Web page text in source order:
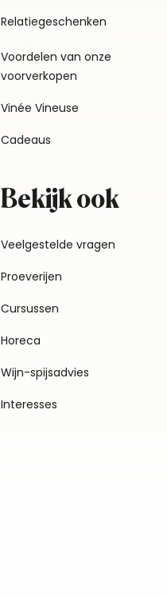
Relatiegeschenken
Voordelen van onze
voorverkopen
Vinée Vineuse
Cadeaus
Bekijk ook
Veelgestelde vragen
Proeverijen
Cursussen
Horeca
Wijn-spijsadvies
Interesses